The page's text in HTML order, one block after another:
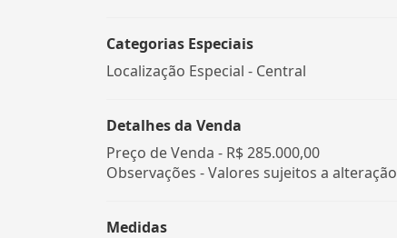
Categorias Especiais
Localização Especial - Central
Detalhes da Venda
Preço de Venda - R$ 285.000,00
Observações - Valores sujeitos a alteração
Medidas